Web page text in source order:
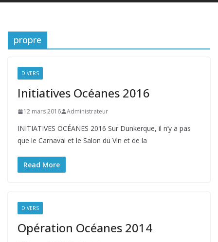
propre
DIVERS
Initiatives Océanes 2016
12 mars 2016 Administrateur
INITIATIVES OCÉANES 2016 Sur Dunkerque, il n’y a pas
que le Carnaval et le Salon du Vin et de la
Read More
DIVERS
Opération Océanes 2014